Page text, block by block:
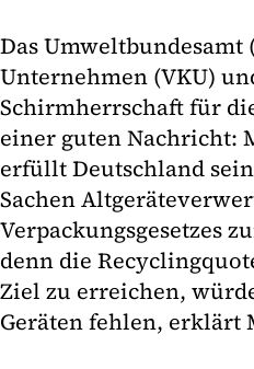
Das Umweltbundesamt
Unternehmen (VKU)
Schirmherrschaft für
einer guten Nachricht:
erfüllt Deutschland
Sachen
Verpackungsgesetzes
denn die
Ziel zu erreichen,
Geräten fehlen, erklärt